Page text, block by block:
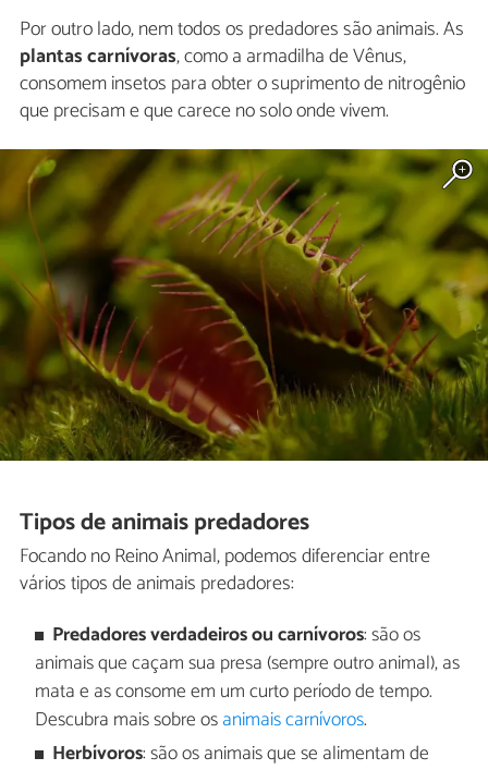
Por outro lado, nem todos os predadores são animais. As
plantas carnívoras, como a armadilha de Vênus,
consomem insetos para obter o suprimento de nitrogênio
que precisam e que carece no solo onde vivem.
Tipos de animais predadores
Focando no Reino Animal, podemos diferenciar entre
vários tipos de animais predadores:
Predadores verdadeiros ou carnívoros: são os
animais que caçam sua presa (sempre outro animal), as
mata e as consome em um curto período de tempo.
Descubra mais sobre osanimais carnívoros.
Herbívoros: são os animais que se alimentam de